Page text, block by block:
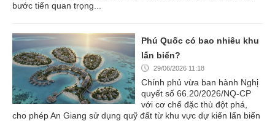
bước tiến quan trọng...
Phú Quốc có bao nhiêu khu
lấn biển?
29/06/2026 11:18
Chính phủ vừa ban hành Nghị
quyết số 66.20/2026/NQ-CP
với cơ chế đặc thù đột phá,
cho phép An Giang sử dụng quỹ đất từ khu vực dự kiến lấn biển